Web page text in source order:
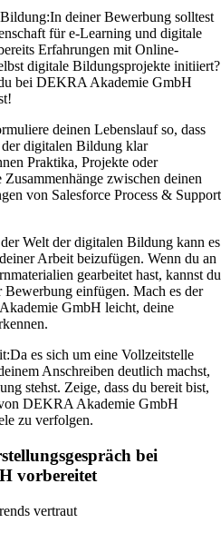
In deiner Bewerbung solltest
für e-Learning und digitale
Erfahrungen mit Online-
digitale Bildungsprojekte initiiert?
bei DEKRA Akademie GmbH
deinen Lebenslauf so, dass
digitalen Bildung klar
Praktika, Projekte oder
zwischen deinen
von Salesforce Process & Support
Welt der digitalen Bildung kann es
Arbeit beizufügen. Wenn du an
gearbeitet hast, kannst du
einfügen. Mach es der
GmbH leicht, deine
Da es sich um eine Vollzeitstelle
Anschreiben deutlich machst,
stehst. Zeige, dass du bereit bist,
DEKRA Akademie GmbH
zu verfolgen.
bei
vorbereitet
vertraut